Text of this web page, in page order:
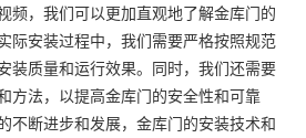
频，我们可以更加直观地了解金库门的
际安装过程中，我们需要严格按照规范
装质量和运行效果。同时，我们还需要
方法，以提高金库门的安全性和可靠
不断进步和发展，金库门的安装技术和